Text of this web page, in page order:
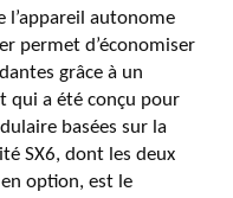
l’appareil autonome
permet d’économiser
grâce à un
qui a été conçu pour
basées sur la
SX6, dont les deux
option, est le